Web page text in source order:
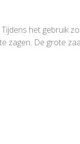
het gebruik
zagen. De grote